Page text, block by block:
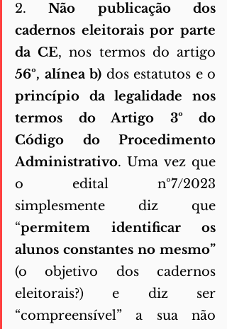
2. Não publicação dos
cadernos eleitorais por parte
da CE
56º, alínea b)
princípio da legalidade nos
termos do Artigo 3º do
Código do Procedimento
Administrativo. Uma vez que
o edital nº7/2023
simplesmente diz que
“permitem identificar os
(o objetivo dos cadernos
eleitorais?) e diz ser
“compreensível” a sua não